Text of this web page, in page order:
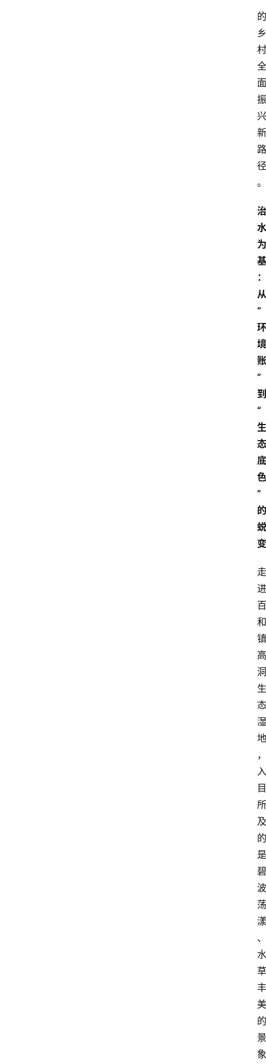
的
乡
村
全
面
振
兴
新
路
径
。
治
水
为
基
：
从
“
环
境
账
”
到
“
生
态
底
色
”
的
蜕
变
走
进
百
和
镇
高
洞
生
态
湿
地
，
入
目
所
及
的
是
碧
波
荡
漾
、
水
草
丰
美
的
景
象